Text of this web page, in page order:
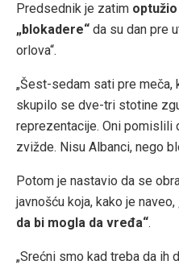
Predsednik je zatim
„blokadere“ da su dan pre
orlova“.
„Šest-sedam sati pre meča,
skupilo se dve-tri stotine
reprezentacije. Oni pomislili
zvižde. Nisu Albanci, nego
Potom je nastavio da se
javnošću koja, kako je naveo,
da bi mogla da vređa“.
„Srećni smo kad treba da ih